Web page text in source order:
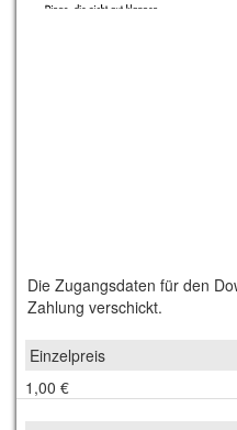
Die Zugangsdaten für den
Zahlung verschickt.
1,00 €